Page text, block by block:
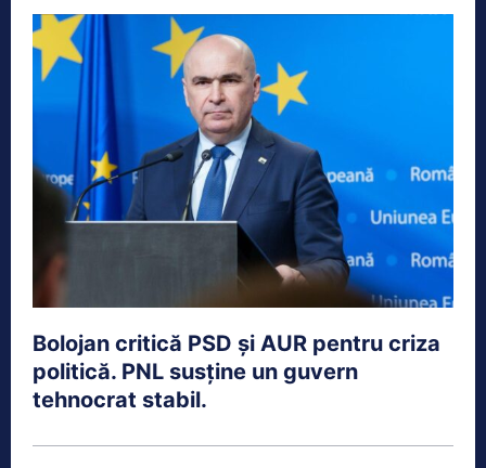
Bolojan critică PSD și AUR pentru criza
politică. PNL susține un guvern
tehnocrat stabil.